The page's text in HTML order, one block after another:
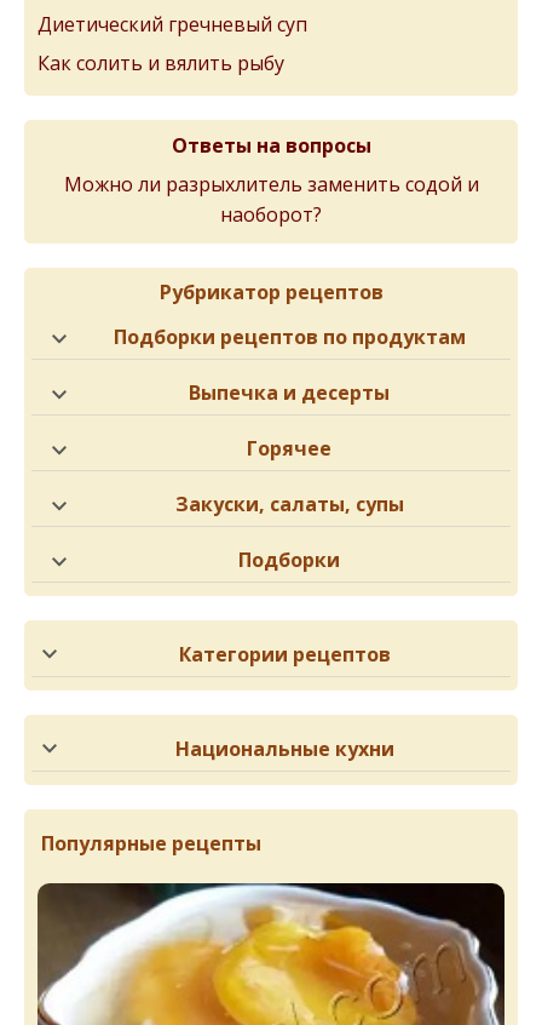
Диетический гречневый суп
Как солить и вялить рыбу
Ответы на вопросы
Можно ли разрыхлитель заменить содой и
наоборот?
Рубрикатор рецептов
Подборки рецептов по продуктам
Выпечка и десерты
Горячее
Закуски, салаты, супы
Подборки
Категории рецептов
Национальные кухни
Популярные рецепты